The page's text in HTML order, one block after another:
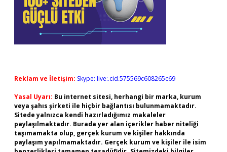
Reklam ve İletişim: Skype: live:.cid.575569c608265c69
Yasal Uyarı: Bu internet sitesi, herhangi bir marka, kurum
veya şahıs şirketi ile hiçbir bağlantısı bulunmamaktadır.
Sitede yalnızca kendi hazırladığımız makaleler
paylaşılmaktadır. Burada yer alan içerikler haber niteliği
taşımamakta olup, gerçek kurum ve kişiler hakkında
paylaşım yapılmamaktadır. Gerçek kurum ve kişiler ile isim